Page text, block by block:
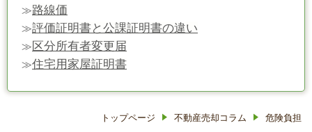
≫路線価
≫評価証明書と公課証明書の違い
≫ 区分所有者変更届
≫住宅用家屋証明書
トップページ 不動産売却コラム 危険負担